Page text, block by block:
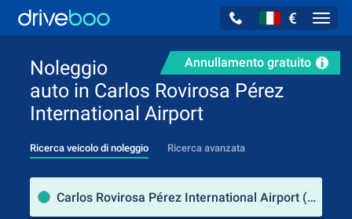
€
Annullamento gratuito
Noleggio
auto in Carlos Rovirosa Pérez
International Airport
Ricerca veicolo di noleggio Ricerca avanzata
Carlos Rovirosa Pérez International Airport (Tabasco / Messico)